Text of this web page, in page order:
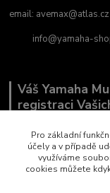
email: avemax@atlas.cz
info@yamaha-
Váš Yamaha
registraci
co Vás zajímá.
Pro základní
účely a v případě
využíváme
cookies můžete